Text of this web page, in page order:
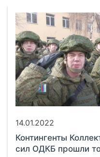
14.01.2022
Контингенты
сил ОДКБ прошли